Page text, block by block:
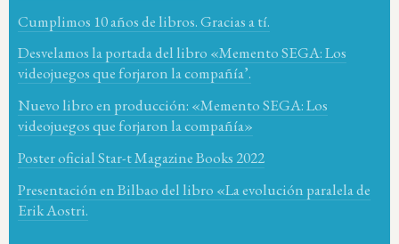
Cumplimos 10 años de libros. Gracias a tí.
Desvelamos la portada del libro «Memento SEGA: Los
videojuegos que forjaron la compañía’.
Nuevo libro en producción: «Memento SEGA: Los
videojuegos que forjaron la compañía»
Poster oficial Star-t Magazine Books 2022
Presentación en Bilbao del libro «La evolución paralela de
Erik Aostri.